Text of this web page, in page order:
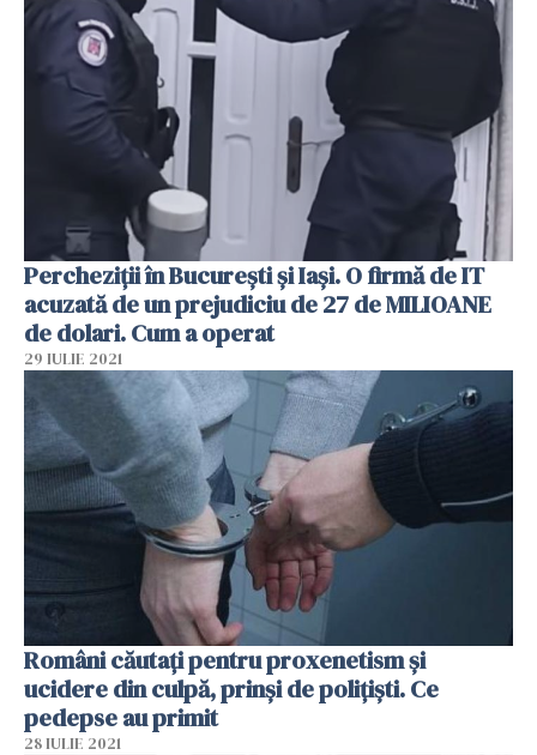
Percheziţii în Bucureşti şi Iaşi. O firmă de IT
acuzată de un prejudiciu de 27 de MILIOANE
de dolari. Cum a operat
29 IULIE 2021
Români căutaţi pentru proxenetism şi
ucidere din culpă, prinşi de poliţişti. Ce
pedepse au primit
28 IULIE 2021